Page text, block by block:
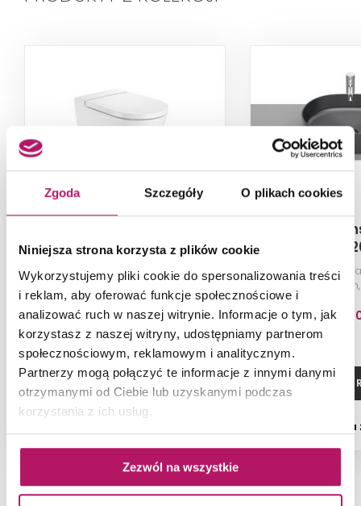
Zgoda Szczegóły O plikach cookies
Niniejsza strona korzysta z plików cookie
Wykorzystujemy pliki cookie do spersonalizowania treści
i reklam, aby oferować funkcje społecznościowe i
analizować ruch w naszej witrynie. Informacje o tym, jak
korzystasz z naszej witryny, udostępniamy partnerom
społecznościowym, reklamowym i analitycznym.
Partnerzy mogą połączyć te informacje z innymi danymi
otrzymanymi od Ciebie lub uzyskanymi podczas
korzystania z ich usług.
Zezwól na wszystkie
A346527000
Miska WC podwieszana Rimless
Round, bez deski, 37x56x44 cm,
biała
1 530,00 PLN
DODAJ DO KOSZYKA
Roca
Umywalka
50x37
1
ZOBACZ